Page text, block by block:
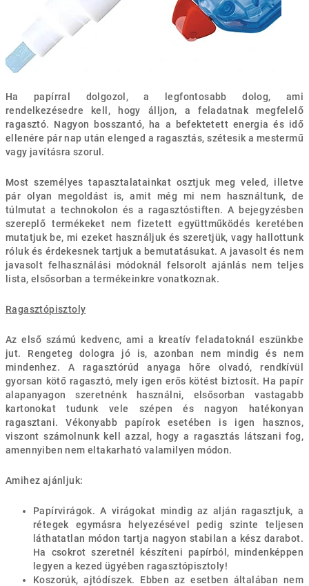
Ha papírral dolgozol, a legfontosabb dolog, ami
rendelkezésedre kell, hogy álljon, a feladatnak megfelelő
ragasztó. Nagyon bosszantó, ha a befektetett energia és idő
ellenére pár nap után elenged a ragasztás, szétesik a mestermű
vagy javításra szorul.
Most személyes tapasztalatainkat osztjuk meg veled, illetve
pár olyan megoldást is, amit még mi nem használtunk, de
túlmutat a technokolon és a ragasztóstiften. A bejegyzésben
szereplő termékeket nem fizetett együttműködés keretében
mutatjuk be, mi ezeket használjuk és szeretjük, vagy hallottunk
róluk és érdekesnek tartjuk a bemutatásukat. A javasolt és nem
javasolt felhasználási módoknál felsorolt ajánlás nem teljes
lista, elsősorban a termékeinkre vonatkoznak.
Ragasztópisztoly
Az első számú kedvenc, ami a kreatív feladatoknál eszünkbe
jut. Rengeteg dologra jó is, azonban nem mindig és nem
mindenhez. A ragasztórúd anyaga hőre olvadó, rendkívül
gyorsan kötő ragasztó, mely igen erős kötést biztosít. Ha papír
alapanyagon szeretnénk használni, elsősorban vastagabb
kartonokat tudunk vele szépen és nagyon hatékonyan
ragasztani. Vékonyabb papírok esetében is igen hasznos,
viszont számolnunk kell azzal, hogy a ragasztás látszani fog,
amennyiben nem eltakarható valamilyen módon.
Amihez ajánljuk:
Papírvirágok. A virágokat mindig az alján ragasztjuk, a
rétegek egymásra helyezésével pedig szinte teljesen
láthatatlan módon tartja nagyon stabilan a kész darabot.
Ha csokrot szeretnél készíteni papírból, mindenképpen
legyen a kezed ügyében ragasztópisztoly!
Koszorúk, ajtódíszek. Ebben az esetben általában nem